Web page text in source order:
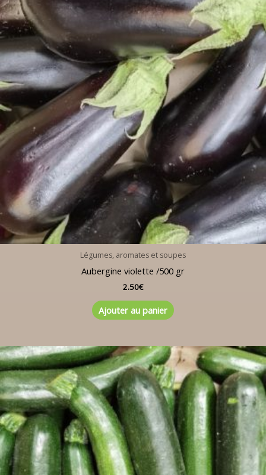
Légumes, aromates et soupes
Aubergine violette /500 gr
2.50€
Ajouter au panier